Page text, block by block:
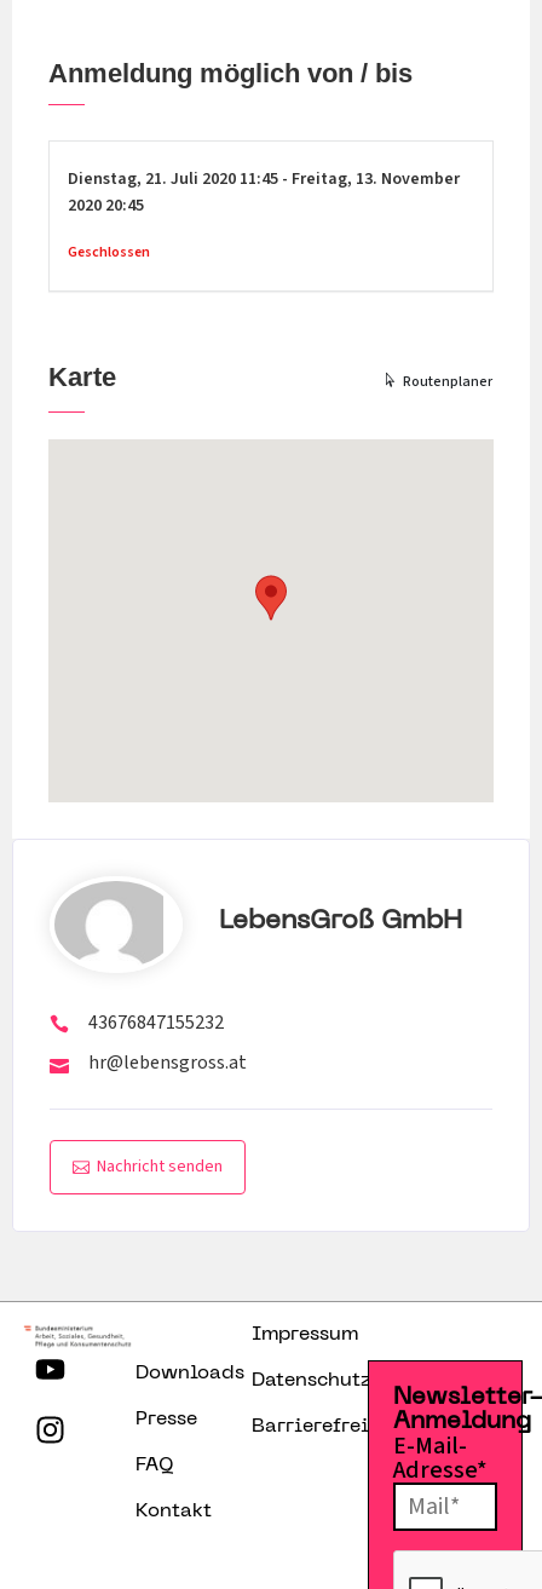
Anmeldung möglich von / bis
Dienstag, 21. Juli 2020 11:45 - Freitag, 13. November
2020 20:45
Geschlossen
Karte Routenplaner
LebensGroß GmbH
43676847155232
hr@lebensgross.at
Nachricht senden
Downloads
Presse
FAQ
Kontakt
Impressum
Datenschutzerklärung
Barrierefreiheitserklärung
Anmeldung
E-Mail-
Adresse*